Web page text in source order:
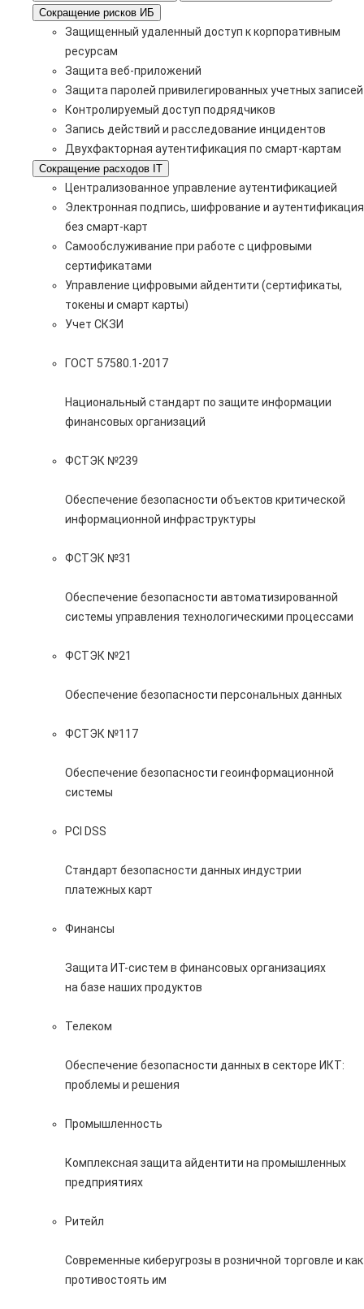
Сокращение рисков ИБ
Защищенный удаленный доступ к корпоративным
ресурсам
Защита веб-приложений
Защита паролей привилегированных учетных записей
Контролируемый доступ подрядчиков
Запись действий и расследование инцидентов
Двухфакторная аутентификация по смарт-картам
Сокращение расходов IT
Централизованное управление аутентификацией
Электронная подпись, шифрование и аутентификация
без смарт-карт
Самообслуживание при работе с цифровыми
сертификатами
Управление цифровыми айдентити (сертификаты,
токены и смарт карты)
Учет СКЗИ
ГОСТ 57580.1-2017
Национальный стандарт по защите информации
финансовых организаций
ФСТЭК №239
Обеспечение безопасности объектов критической
информационной инфраструктуры
ФСТЭК №31
Обеспечение безопасности автоматизированной
системы управления технологическими процессами
ФСТЭК №21
Обеспечение безопасности персональных данных
ФСТЭК №117
Обеспечение безопасности геоинформационной
системы
PCI DSS
Стандарт безопасности данных индустрии
платежных карт
Финансы
Защита ИТ-систем в финансовых организациях
на базе наших продуктов
Телеком
Обеспечение безопасности данных в секторе ИКТ:
проблемы и решения
Промышленность
Комплексная защита айдентити на промышленных
предприятиях
Ритейл
Современные киберугрозы в розничной торговле и как
противостоять им